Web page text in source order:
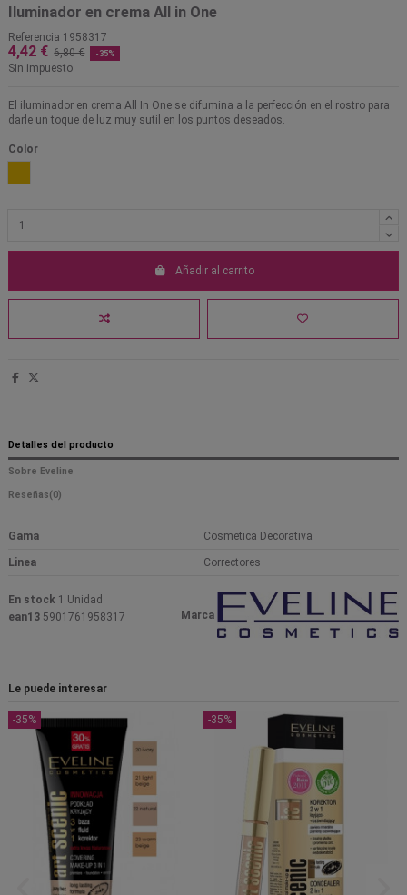
Iluminador en crema All in One
Referencia 1958317
4,42 € 6,80 € -35%
Sin impuesto
El iluminador en crema All In One se difumina a la perfección en el rostro para
darle un toque de luz muy sutil en los puntos deseados.
Color
Añadir al carrito
Detalles del producto
Sobre Eveline
Reseñas(0)
Gama Cosmetica Decorativa
Linea Correctores
Marca
En stock 1 Unidad
ean13 5901761958317
Le puede interesar
-35% -35%